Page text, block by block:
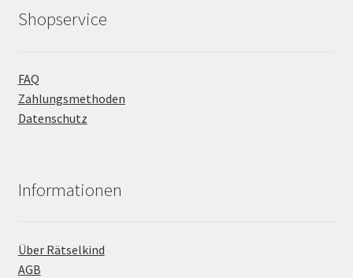
Shopservice
FAQ
Zahlungsmethoden
Datenschutz
Informationen
Über Rätselkind
AGB